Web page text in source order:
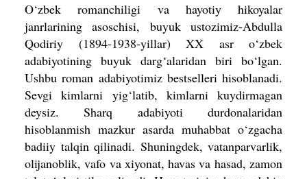
O‘zbek romanchiligi va hayotiy hikoyalar
janrlarining asoschisi, buyuk ustozimiz-Abdulla
Qodiriy (1894-1938-yillar) XX asr o‘zbek
adabiyotining buyuk darg‘alaridan biri bo‘lgan.
Ushbu roman adabiyotimiz bestselleri hisoblanadi.
Sevgi kimlarni yig‘latib, kimlarni kuydirmagan
deysiz. Sharq adabiyoti durdonalaridan
hisoblanmish mazkur asarda muhabbat o‘zgacha
badiiy talqin qilinadi. Shuningdek, vatanparvarlik,
olijanoblik, vafo va xiyonat, havas va hasad, zamon